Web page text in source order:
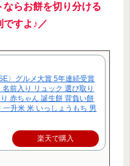
ならお餅を切り分ける
ですよ♪／
〉グルメ大賞 5年連続受賞
名前入り リュック 選び取り
赤ちゃん 誕生餅 背負い餅
升米 米 いっしょうもち 男
楽天で購入